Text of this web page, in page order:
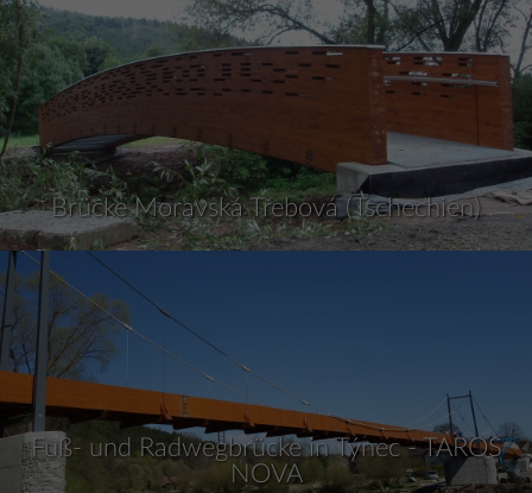
Brücke Moravská Třebová (Tschechien)
Fuß- und Radwegbrücke in Týnec - TAROS
NOVA